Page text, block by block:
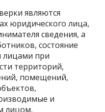
являются
юридического лица,
сведения, а
состояние
лицами при
территорий,
помещений,
и
лицом,